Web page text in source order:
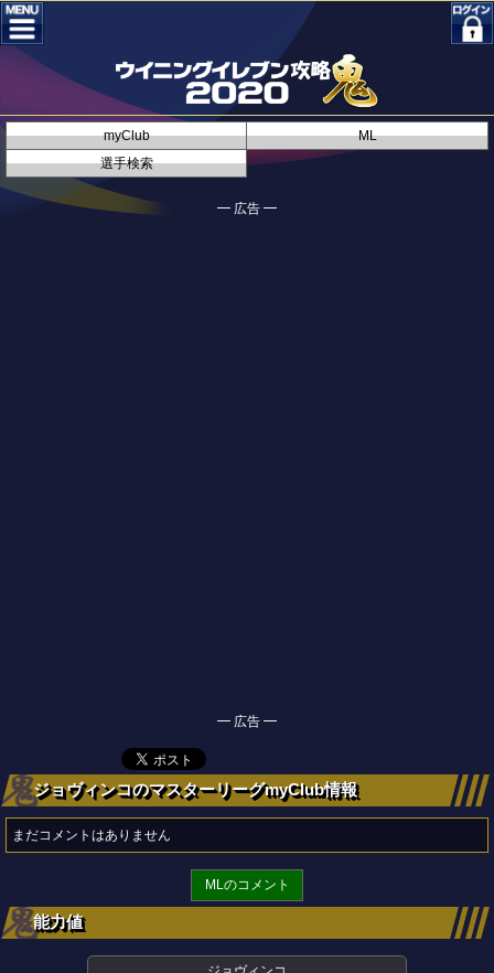
myClub
ML
選手検索
━ 広告 ━
━ 広告 ━
ジョヴィンコのマスターリーグmyClub情報
まだコメントはありません
MLのコメント
能力値